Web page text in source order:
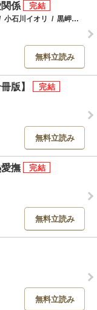
係
小石川イオリ / 黒岬光
無料立読み
版】
無料立読み
撫
無料立読み
無料立読み